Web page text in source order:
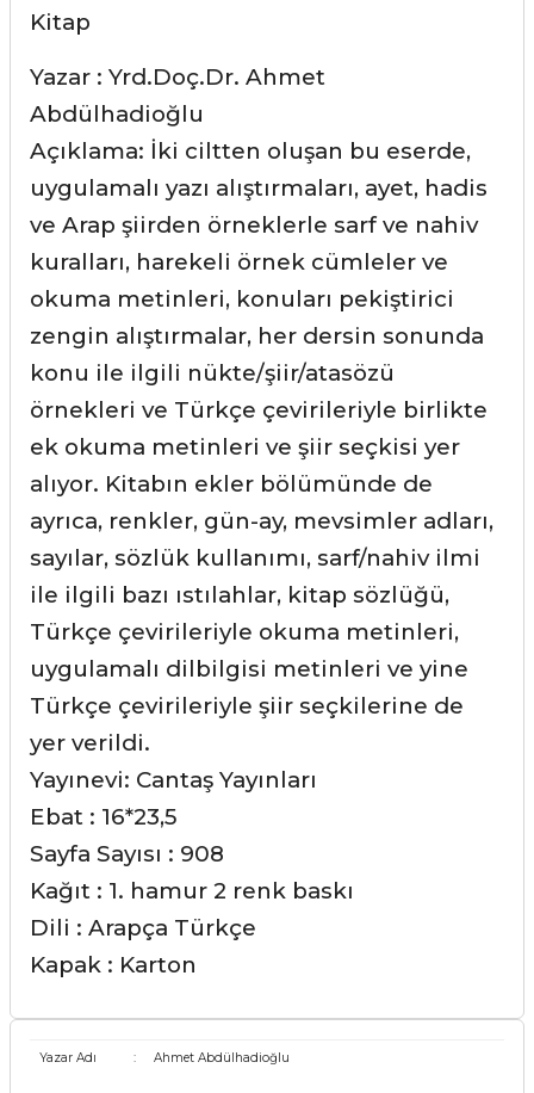
Kitap
Yazar : Yrd.Doç.Dr. Ahmet
Abdülhadioğlu
Açıklama: İki ciltten oluşan bu eserde,
uygulamalı yazı alıştırmaları, ayet, hadis
ve Arap şiirden örneklerle sarf ve nahiv
kuralları, harekeli örnek cümleler ve
okuma metinleri, konuları pekiştirici
zengin alıştırmalar, her dersin sonunda
konu ile ilgili nükte/şiir/atasözü
örnekleri ve Türkçe çevirileriyle birlikte
ek okuma metinleri ve şiir seçkisi yer
alıyor. Kitabın ekler bölümünde de
ayrıca, renkler, gün-ay, mevsimler adları,
sayılar, sözlük kullanımı, sarf/nahiv ilmi
ile ilgili bazı ıstılahlar, kitap sözlüğü,
Türkçe çevirileriyle okuma metinleri,
uygulamalı dilbilgisi metinleri ve yine
Türkçe çevirileriyle şiir seçkilerine de
yer verildi.
Yayınevi: Cantaş Yayınları
Ebat : 16*23,5
Sayfa Sayısı : 908
Kağıt : 1. hamur 2 renk baskı
Dili : Arapça Türkçe
Kapak : Karton
Yazar Adı : Ahmet Abdülhadioğlu